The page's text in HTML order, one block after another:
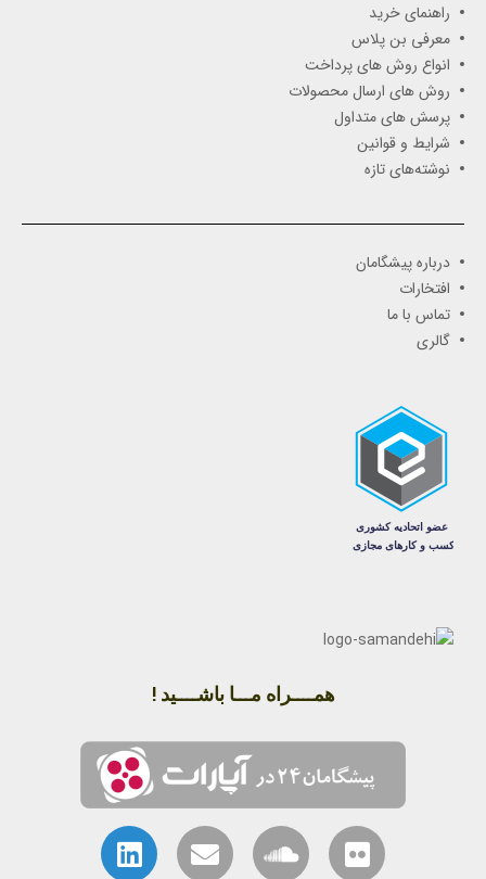
راهنمای خرید
معرفی بن پلاس
انواع روش های پرداخت
روش های ارسال محصولات
پرسش های متداول
شرایط و قوانین
نوشته‌های تازه
درباره پیشگامان
افتخارات
تماس با ما
گالری
همــــراه مـــا باشــــید !